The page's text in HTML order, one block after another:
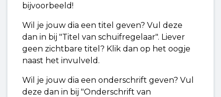
bijvoorbeeld!
Wil je jouw dia een titel geven? Vul deze
dan in bij "Titel van schuifregelaar". Liever
geen zichtbare titel? Klik dan op het oogje
naast het invulveld.
Wil je jouw dia een onderschrift geven? Vul
deze dan in bij "Onderschrift van